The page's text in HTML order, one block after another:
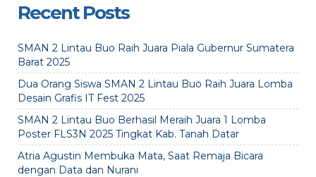
Recent Posts
SMAN 2 Lintau Buo Raih Juara Piala Gubernur Sumatera
Barat 2025
Dua Orang Siswa SMAN 2 Lintau Buo Raih Juara Lomba
Desain Grafis IT Fest 2025
SMAN 2 Lintau Buo Berhasil Meraih Juara 1 Lomba
Poster FLS3N 2025 Tingkat Kab. Tanah Datar
Atria Agustin Membuka Mata, Saat Remaja Bicara
dengan Data dan Nurani